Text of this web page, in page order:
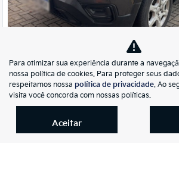
arti
Jeep
RENEGADE 1.3 T270 TURBO
R$
Para otimizar sua experiência durante a
nossa política de cookies. Para proteger seus
respeitamos nossa política de privacidade. Ao
visita você concorda com nossas políticas.
Aceitar